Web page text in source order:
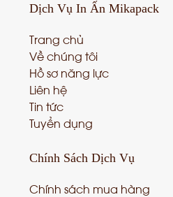
Dịch Vụ In Ấn Mikapack
Trang chủ
Về chúng tôi
Hồ sơ năng lực
Liên hệ
Tin tức
Tuyển dụng
Chính Sách Dịch Vụ
Chính sách mua hàng